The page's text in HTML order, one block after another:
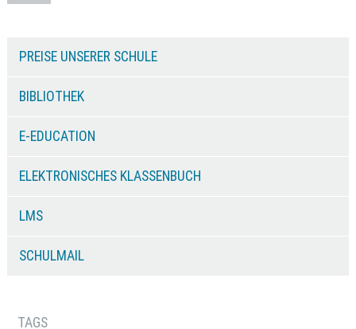
PREISE UNSERER SCHULE
BIBLIOTHEK
E-EDUCATION
ELEKTRONISCHES KLASSENBUCH
LMS
SCHULMAIL
TAGS